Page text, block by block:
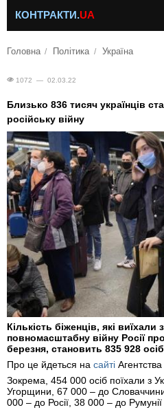
КОНТРАКТИ.UA
Головна Політика Україна
1072 — 02.03.22
Близько 836 тисяч українців
російську війну
Кількість біженців, які
повномасштабну війну Росії
березня, становить 835 928
Про це йдеться на сайті
Зокрема, 454 000 осіб поїхали з
Угорщини, 67 000 – до
000 – до Росії, 38 000 – до Румунії